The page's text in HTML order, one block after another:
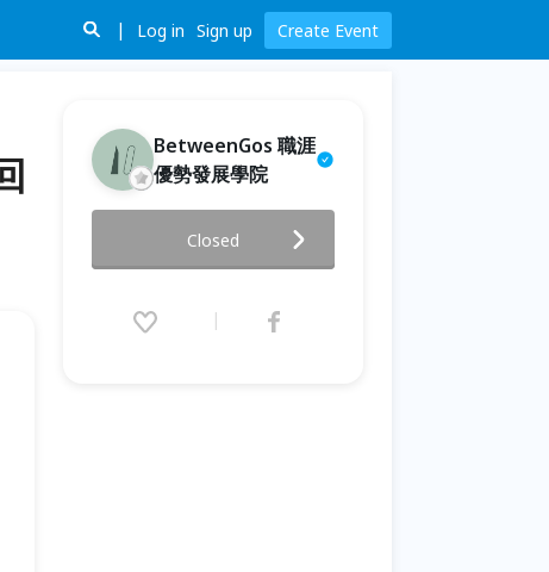
Log in Sign up Create Event
BetweenGos 職涯
優勢發展學院
我的職涯2.0，拿回職涯主導權！
2020.05.31 (Sun) 10:00 - 17:00
Closed